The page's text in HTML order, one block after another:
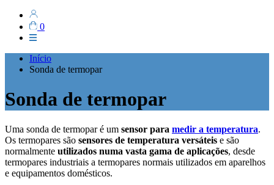
0
Início
Sonda de termopar
Sonda de termopar
Uma sonda de termopar é um sensor para medir a temperatura.
Os termopares são sensores de temperatura versáteis e são
normalmente utilizados numa vasta gama de aplicações, desde
termopares industriais a termopares normais utilizados em aparelhos
e equipamentos domésticos.